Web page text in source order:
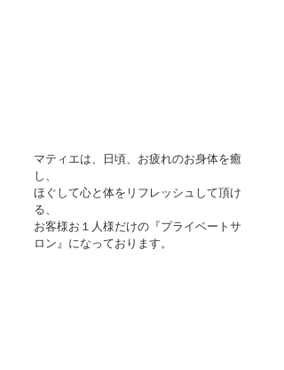
マティエは、日頃、お疲れのお身体を癒
し、
ほぐして心と体をリフレッシュして頂け
る、
お客様お１人様だけの『プライベートサ
ロン』になっております。